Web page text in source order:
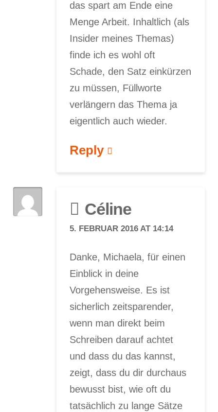
das spart am Ende eine
Menge Arbeit. Inhaltlich (als
Insider meines Themas)
finde ich es wohl oft
Schade, den Satz einkürzen
zu müssen, Füllworte
verlängern das Thema ja
eigentlich auch wieder.
Reply
Céline
5. FEBRUAR 2016 AT 14:14
Danke, Michaela, für einen
Einblick in deine
Vorgehensweise. Es ist
sicherlich zeitsparender,
wenn man direkt beim
Schreiben darauf achtet
und dass du das kannst,
zeigt, dass du dir durchaus
bewusst bist, wie oft du
tatsächlich zu lange Sätze